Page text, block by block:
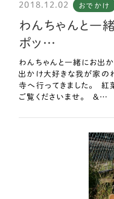
2018.12.02 おでかけ
わんちゃんと一
ポッ…
わんちゃんと一緒にお出
出かけ大好きな我が家の
寺へ行ってきました。 紅
ご覧くださいませ。 &…